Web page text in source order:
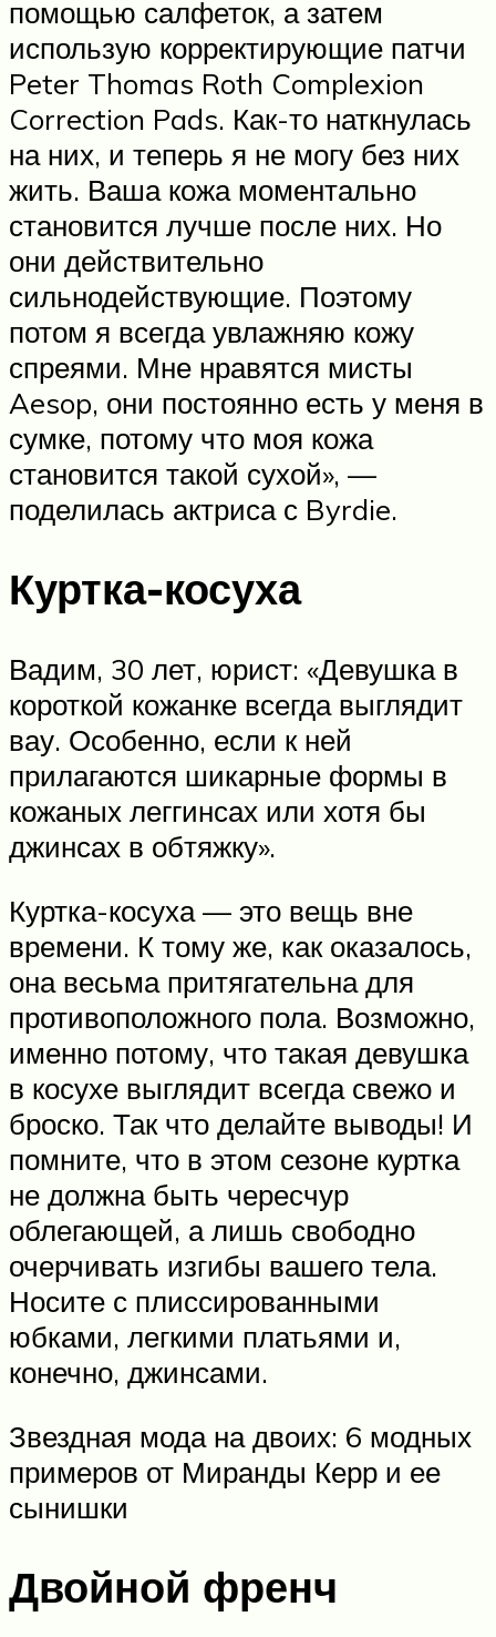
помощью салфеток, а затем
использую корректирующие патчи
Peter Thomas Roth Complexion
Correction Pads. Как-то наткнулась
на них, и теперь я не могу без них
жить. Ваша кожа моментально
становится лучше после них. Но
они действительно
сильнодействующие. Поэтому
потом я всегда увлажняю кожу
спреями. Мне нравятся мисты
Aesop, они постоянно есть у меня в
сумке, потому что моя кожа
становится такой сухой», —
поделилась актриса с Byrdie.
Куртка-косуха
Вадим, 30 лет, юрист: «Девушка в
короткой кожанке всегда выглядит
вау. Особенно, если к ней
прилагаются шикарные формы в
кожаных леггинсах или хотя бы
джинсах в обтяжку».
Куртка-косуха — это вещь вне
времени. К тому же, как оказалось,
она весьма притягательна для
противоположного пола. Возможно,
именно потому, что такая девушка
в косухе выглядит всегда свежо и
броско. Так что делайте выводы! И
помните, что в этом сезоне куртка
не должна быть чересчур
облегающей, а лишь свободно
очерчивать изгибы вашего тела.
Носите с плиссированными
юбками, легкими платьями и,
конечно, джинсами.
Звездная мода на двоих: 6 модных
примеров от Миранды Керр и ее
сынишки
Двойной френч